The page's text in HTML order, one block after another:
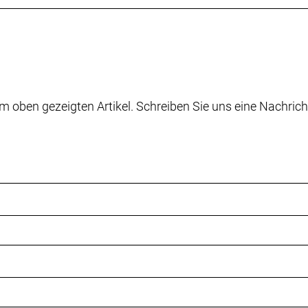
Di2, max. 34 Z. an größtem Ritzel
34 Z., 170 mm Kurbelarmlänge
oben gezeigten Artikel. Schreiben Sie uns eine